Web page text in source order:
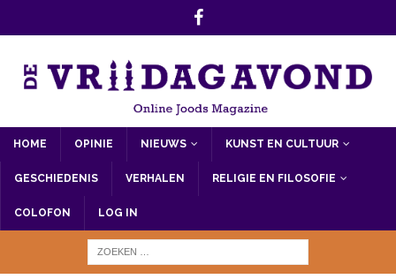
HOME OPINIE NIEUWS KUNST EN CULTUUR
GESCHIEDENIS VERHALEN RELIGIE EN FILOSOFIE
COLOFON LOG IN